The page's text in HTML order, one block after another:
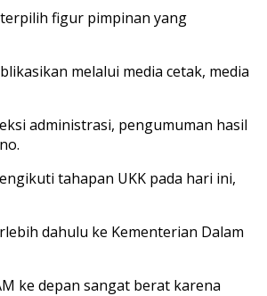
figur pimpinan yang
melalui media cetak, media
administrasi, pengumuman hasil
tahapan UKK pada hari ini,
dahulu ke Kementerian Dalam
ke depan sangat berat karena